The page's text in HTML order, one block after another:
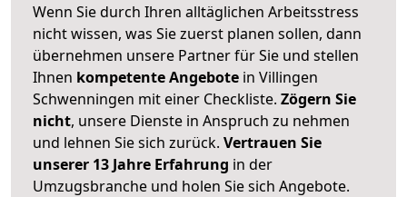
Wenn Sie durch Ihren alltäglichen Arbeitsstress
nicht wissen, was Sie zuerst planen sollen, dann
übernehmen unsere Partner für Sie und stellen
Ihnen kompetente Angebote in Villingen
Schwenningen mit einer Checkliste. Zögern Sie
nicht, unsere Dienste in Anspruch zu nehmen
und lehnen Sie sich zurück. Vertrauen Sie
unserer 13 Jahre Erfahrung in der
Umzugsbranche und holen Sie sich Angebote.